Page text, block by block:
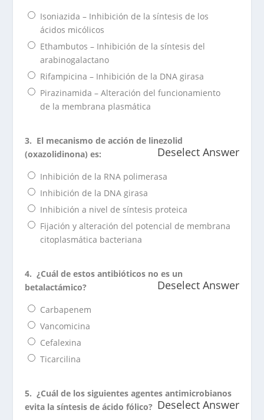
Isoniazida – Inhibición de la síntesis de los
ácidos micólicos
Ethambutos – Inhibición de la síntesis del
arabinogalactano
Rifampicina – Inhibición de la DNA girasa
Pirazinamida – Alteración del funcionamiento
de la membrana plasmática
3. El mecanismo de acción de linezolid
(oxazolidinona) es:
Deselect Answer
Inhibición de la RNA polimerasa
Inhibición de la DNA girasa
Inhibición a nivel de síntesis proteica
Fijación y alteración del potencial de membrana
citoplasmática bacteriana
4. ¿Cuál de estos antibióticos no es un
betalactámico?
Deselect Answer
Carbapenem
Vancomicina
Cefalexina
Ticarcilina
5. ¿Cuál de los siguientes agentes antimicrobianos
evita la síntesis de ácido fólico? Deselect Answer